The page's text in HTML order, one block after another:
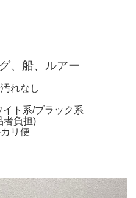
、船、ルアー
れなし
イト系/ブラック系
者負担)
リ便